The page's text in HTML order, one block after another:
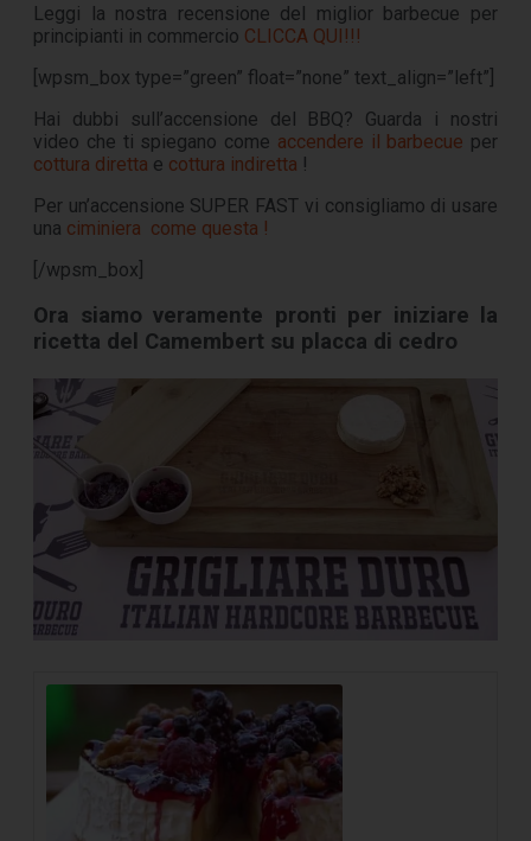
Leggi la nostra recensione del miglior barbecue per
principianti in commercio CLICCA QUI!!!
[wpsm_box type=”green” float=”none” text_align=”left”]
Hai dubbi sull’accensione del BBQ? Guarda i nostri
video che ti spiegano come accendere il barbecue per
cottura diretta e cottura indiretta !
Per un’accensione SUPER FAST vi consigliamo di usare
una ciminiera come questa !
[/wpsm_box]
Ora siamo veramente pronti per iniziare la
ricetta del Camembert su placca di cedro